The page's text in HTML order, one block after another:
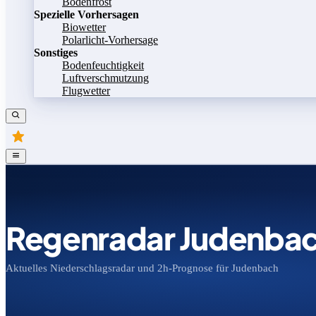
Spezielle Vorhersagen
Biowetter
Polarlicht-Vorhersage
Sonstiges
Bodenfeuchtigkeit
Luftverschmutzung
Flugwetter
Regenradar
Aktuelles Niederschlagsradar und 2h-Prognose für Judenbach